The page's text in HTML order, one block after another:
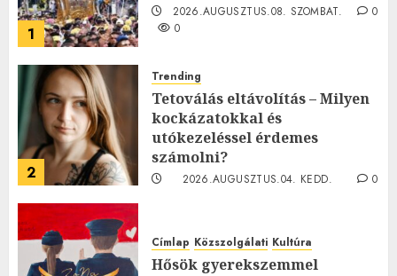
1
2026.AUGUSZTUS.08. SZOMBAT.
0
0
2
Trending
Tetoválás eltávolítás – Milyen
kockázatokkal és
utókezeléssel érdemes
számolni?
2026.AUGUSZTUS.04. KEDD.
0
Címlap Közszolgálati Kultúra
Hősök gyerekszemmel